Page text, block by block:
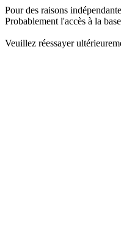
Pour des raisons
Probablement l'accès à la
Veuillez réessayer